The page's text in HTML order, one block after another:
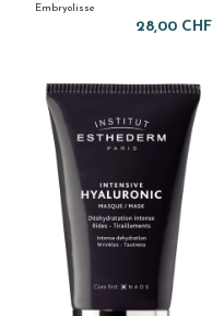
Embryolisse
28,00 CHF